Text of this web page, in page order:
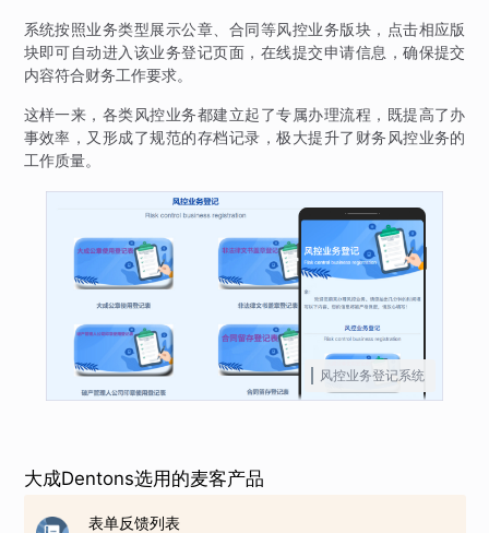
系统按照业务类型展示公章、合同等风控业务版块，点击相应版
块即可自动进入该业务登记页面，在线提交申请信息，确保提交
内容符合财务工作要求。
这样一来，各类风控业务都建立起了专属办理流程，既提高了办
事效率，又形成了规范的存档记录，极大提升了财务风控业务的
工作质量。
风控业务登记系统
大成Dentons选用的麦客产品
表单反馈列表